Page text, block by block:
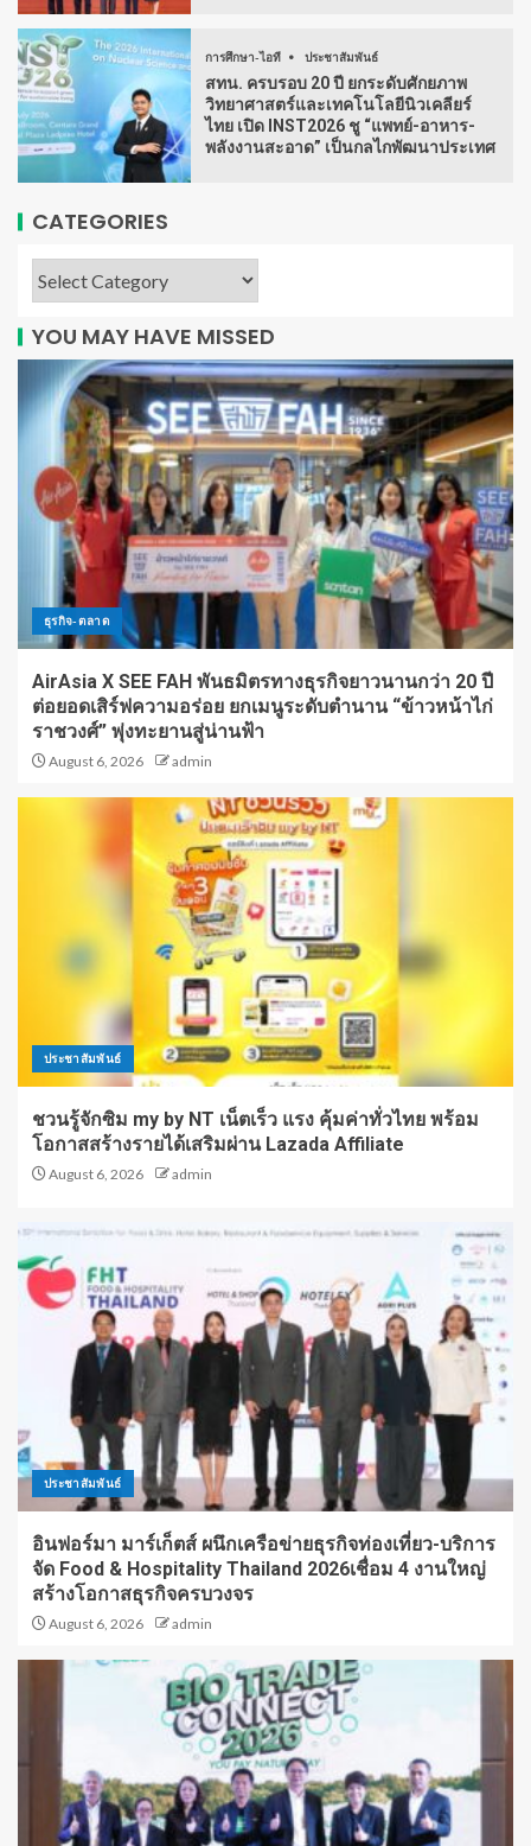
การศึกษา-ไอที ประชาสัมพันธ์
สทน. ครบรอบ 20 ปี ยกระดับศักยภาพ
วิทยาศาสตร์และเทคโนโลยีนิวเคลียร์
ไทย เปิด INST2026 ชู “แพทย์-อาหาร-
พลังงานสะอาด” เป็นกลไกพัฒนาประเทศ
CATEGORIES
YOU MAY HAVE MISSED
ธุรกิจ-ตลาด
AirAsia X SEE FAH พันธมิตรทางธุรกิจยาวนานกว่า 20 ปี
ต่อยอดเสิร์ฟความอร่อย ยกเมนูระดับตำนาน “ข้าวหน้าไก่
ราชวงศ์” พุ่งทะยานสู่น่านฟ้า
August 6, 2026 admin
ประชาสัมพันธ์
ชวนรู้จักซิม my by NT เน็ตเร็ว แรง คุ้มค่าทั่วไทย พร้อม
โอกาสสร้างรายได้เสริมผ่าน Lazada Affiliate
August 6, 2026 admin
ประชาสัมพันธ์
อินฟอร์มา มาร์เก็ตส์ ผนึกเครือข่ายธุรกิจท่องเที่ยว-บริการ
จัด Food & Hospitality Thailand 2026เชื่อม 4 งานใหญ่
สร้างโอกาสธุรกิจครบวงจร
August 6, 2026 admin